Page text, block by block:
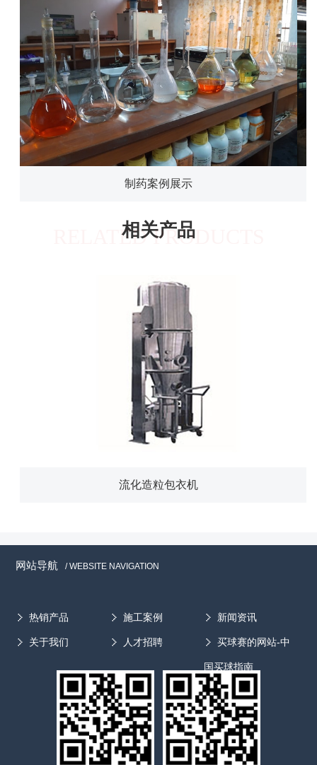
制药案例展示
相关产品
RELATED PRODUCTS
流化造粒包衣机
网站导航 / WEBSITE NAVIGATION
热销产品 施工案例 新闻资讯
关于我们 人才招聘 买球赛的网站-中
国买球指南